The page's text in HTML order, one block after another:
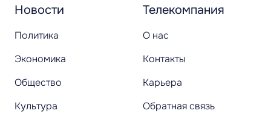
Новости
Политика
Экономика
Общество
Культура
Телекомпания
О нас
Контакты
Карьера
Обратная связь